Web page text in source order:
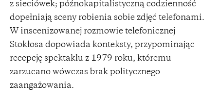
z sieciówek; późnokapitalistyczną codzienność
dopełniają sceny robienia sobie zdjęć telefonami.
W inscenizowanej rozmowie telefonicznej
Stokłosa dopowiada konteksty, przypominając
recepcję spektaklu z 1979 roku, któremu
zarzucano wówczas brak politycznego
zaangażowania.